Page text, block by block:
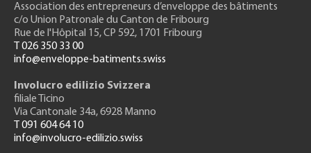
Association des entrepreneurs d’enveloppe des bâtiments
c/o Union Patronale du Canton de Fribourg
Rue de l'Hôpital 15, CP 592, 1701 Fribourg
T 026 350 33 00
info@enveloppe-batiments.swiss
Involucro edilizio Svizzera
filiale Ticino
Via Cantonale 34a, 6928 Manno
T 091 604 64 10
info@involucro-edilizio.swiss